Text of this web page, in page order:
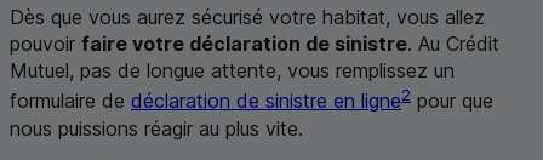
Dès que vous aurez sécurisé votre habitat, vous allez
pouvoir faire votre déclaration de sinistre. Au Crédit
Mutuel, pas de longue attente, vous remplissez un
formulaire de déclaration de sinistre en ligne2 pour que
nous puissions réagir au plus vite.